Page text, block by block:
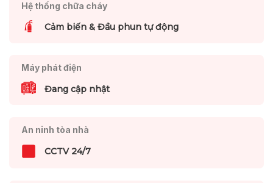
Hệ thống chữa cháy
Cảm biến & Đầu phun tự động
Máy phát điện
Đang cập nhật
An ninh tòa nhà
CCTV 24/7